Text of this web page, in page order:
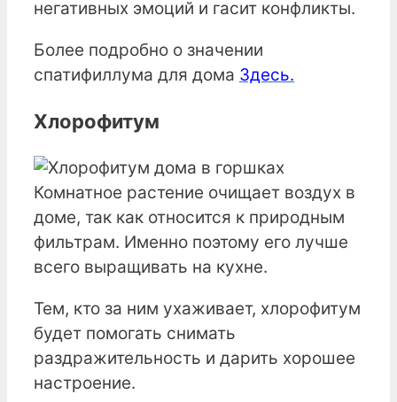
негативных эмоций и гасит конфликты.
Более подробно о значении
спатифиллума для дома Здесь.
Хлорофитум
Комнатное растение очищает воздух в
доме, так как относится к природным
фильтрам. Именно поэтому его лучше
всего выращивать на кухне.
Тем, кто за ним ухаживает, хлорофитум
будет помогать снимать
раздражительность и дарить хорошее
настроение.